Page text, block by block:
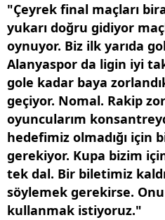
"Çeyrek final maçları
yukarı doğru gidiyor
oynuyor. Biz ilk yarıda
Alanyaspor da ligin iyi
gole kadar baya
geçiyor. Nomal. Rakip
oyuncularım
hedefimiz olmadığı için
gerekiyor. Kupa bizim
tek dal. Bir biletimiz
söylemek gerekirse.
kullanmak istiyoruz."